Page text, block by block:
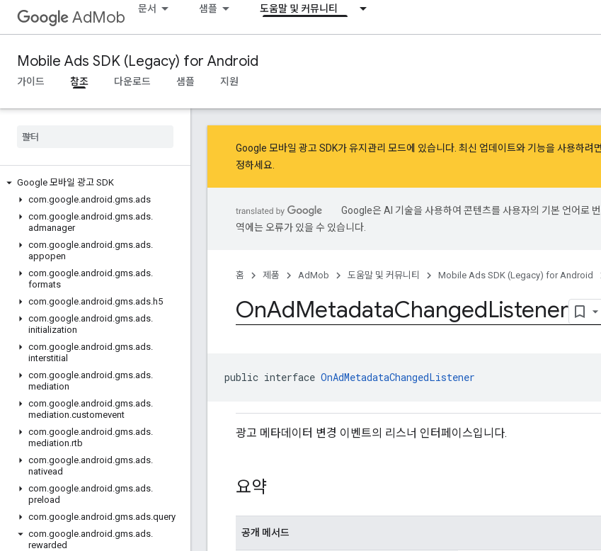
AdMob 문서 샘플 도움말 및 커뮤니티
Mobile Ads SDK (Legacy) for Android
가이드 참조 다운로드 샘플 지원
Google 모바일 광고 SDK
com.google.android .gms.ads
com.google.android .gms.ads.
admanager
com.google.android .gms.ads.
appopen
com.google.android .gms.ads.
formats
com.google.android .gms.ads.h5
com.google.android .gms.ads.
initialization
com.google.android .gms.ads.
interstitial
com.google.android .gms.ads.
mediation
com.google.android .gms.ads.
mediation.customevent
com.google.android .gms.ads.
mediation.rtb
com.google.android .gms.ads.
nativead
com.google.android .gms.ads.
preload
com.google.android .gms.ads.query
com.google.android .gms.ads.
rewarded
Google 모바일 광고 SDK가 유지관리 모드에 있습니다. 최신 업데이트와 기능을 사용하려면
정하세요.
Google은 AI 기술을 사용하여 콘텐츠를 사용자의 기본 언어로
역에는 오류가 있을 수 있습니다.
홈 제품 AdMob 도움말 및 커뮤니티 Mobile Ads SDK (Legacy) for Android
OnAdMetadataChangedListener
public interface OnAdMetadataChangedListener
광고 메타데이터 변경 이벤트의 리스너 인터페이스입니다.
요약
공개 메서드